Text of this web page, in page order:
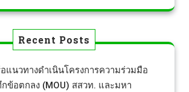
Recent Posts
แนวทางดำเนินโครงการความร่วมมือ
ข้อตกลง (MOU) สสวท. และมหา